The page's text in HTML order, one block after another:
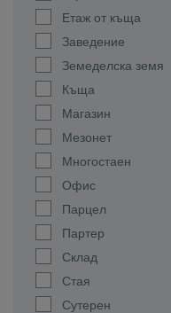
Етаж от къща
Заведение
Земеделска земя
Къща
Магазин
Мезонет
Многостаен
Офис
Парцел
Партер
Склад
Стая
Сутерен